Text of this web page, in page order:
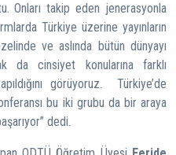
Onları takip eden jenerasyonla
Türkiye üzerine yayınların
ve aslında bütün dünyayı
da cinsiyet konularına farklı
görüyoruz. Türkiye’de
bu iki grubu da bir araya
dedi.